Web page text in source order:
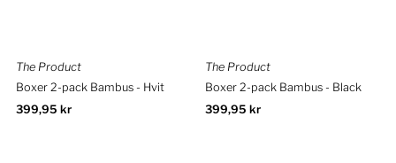
The Product
Boxer 2-pack Bambus - Hvit
Ordinær
399,95 kr
The Product
Boxer 2-pack Bambus - Black
Ordinær
399,95 kr